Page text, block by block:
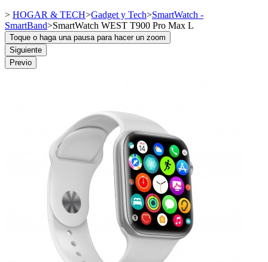
> HOGAR & TECH>Gadget y Tech>SmartWatch -
SmartBand>SmartWatch WEST T900 Pro Max L
Toque o haga una pausa para hacer un zoom
Siguiente
Previo